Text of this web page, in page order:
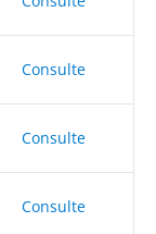
Consulte
Consulte
Consulte